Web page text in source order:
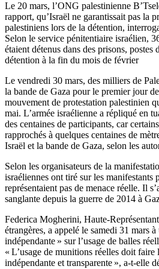
Le 20 mars, l’ONG palestinienne
rapport, qu’Israël ne garantissait pas la
palestiniens lors de la détention,
Selon le service pénitentiaire israélien,
étaient détenus dans des prisons, postes
détention à la fin du mois de février
Le vendredi 30 mars, des milliers de
la bande de Gaza pour le premier jour
mouvement de protestation palestinien
mai. L’armée israélienne a répliqué en
des centaines de participants, car
rapprochés à quelques centaines de
Israël et la bande de Gaza, selon les
Selon les organisateurs de la
israéliennes ont tiré sur les manifestants
représentaient pas de menace réelle. Il
sanglante depuis la guerre de 2014 à
Federica Mogherini, Haute-
étrangères, a appelé le samedi 31 mars à
indépendante » sur l’usage de balles
« L’usage de munitions réelles doit faire
indépendante et transparente », a-t-elle